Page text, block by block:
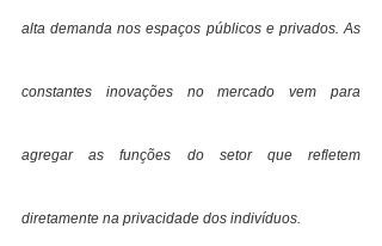
alta demanda nos espaços públicos e privados. As
constantes inovações no mercado vem para
agregar as funções do setor que refletem
diretamente na privacidade dos indivíduos.